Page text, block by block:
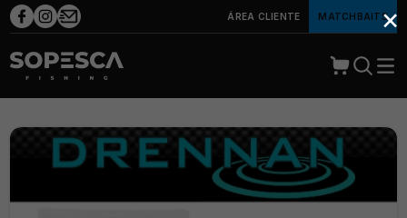
ÁREA CLIENTE MATCHBAITS×